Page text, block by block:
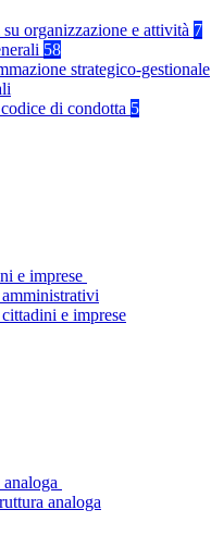
organizzazione e attività 7
58
strategico-gestionale
di condotta 5
e imprese
e imprese
analoga